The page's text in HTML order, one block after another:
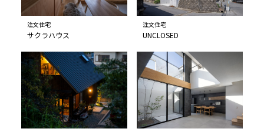
注文住宅
サクラハウス
注文住宅
UNCLOSED